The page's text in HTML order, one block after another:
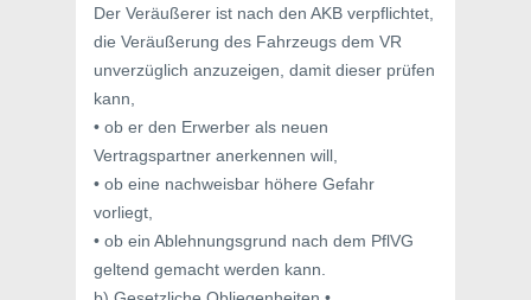
Der Veräußerer ist nach den AKB verpflichtet,
die Veräußerung des Fahrzeugs dem VR
unverzüglich anzuzeigen, damit dieser prüfen
kann,
• ob er den Erwerber als neuen
Vertragspartner anerkennen will,
• ob eine nachweisbar höhere Gefahr
vorliegt,
• ob ein Ablehnungsgrund nach dem PflVG
geltend gemacht werden kann.